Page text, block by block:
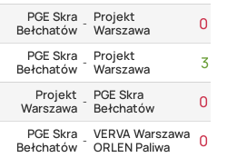
PGE Skra
Bełchatów - Projekt
Warszawa
0
PGE Skra
Bełchatów - Projekt
Warszawa
3
Projekt
Warszawa - PGE Skra
Bełchatów
0
PGE Skra
Bełchatów - VERVA Warszawa
ORLEN Paliwa
0